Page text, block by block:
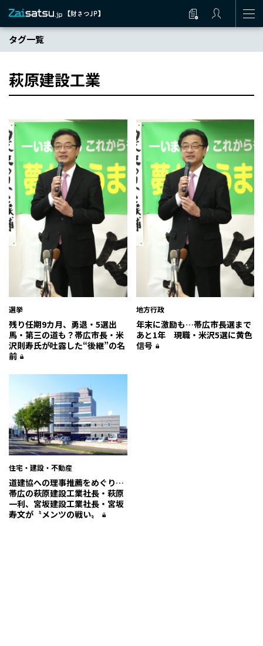
タグ一覧
萩原建設工業
選挙
残り任期9カ月、勇退・5選出
馬・第三の道も？帯広市長・米
沢則寿氏が吐露した“後継”の名
前
地方行政
年末に激励も…帯広市長選まで
あと1年 現職・米沢5選に黄色
信号
住宅・建設・不動産
道建協への理事推薦をめぐり…
帯広の萩原建設工業社長・萩原
一利、宮坂建設工業社長・宮坂
寿文が〝メンツの戦い〟